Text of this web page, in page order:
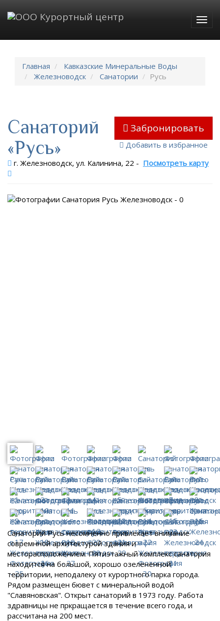
Главная
Кавказские Минеральные Воды
Железноводск
Санатории Русь
Забронировать
Добавить в избранное
Санаторий
«Русь»
г. Железноводск, ул. Калинина, 22 - Посмотреть карту
Санаторий Русь несомненно привлекает внимание
совремнной архитектурой здания и
месторасположением. Пятиэтажный комплекс санатория
находится на большой, хорошо озелененной
территории, неподалеку от курортного парка города.
Рядом размещен бювет с минеральной водой
"Славяновская". Открыт санаторий в 1973 году. Работа
здравницы не пркращается в течение всего года, и
рассчитана на 200 мест.